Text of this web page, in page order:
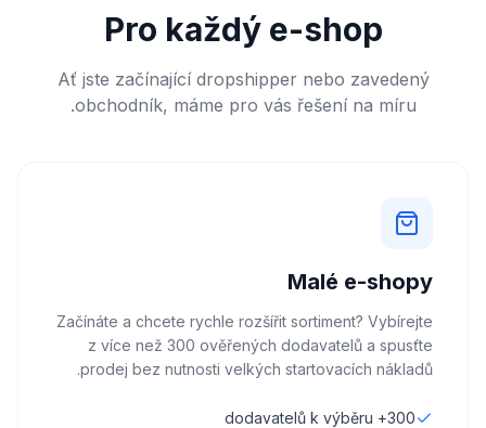
Pro každý e-shop
Ať jste začínající dropshipper nebo zavedený
obchodník, máme pro vás řešení na míru.
Malé e-shopy
Začínáte a chcete rychle rozšířit sortiment? Vybírejte
z více než 300 ověřených dodavatelů a spusťte
prodej bez nutnosti velkých startovacích nákladů.
300+ dodavatelů k výběru